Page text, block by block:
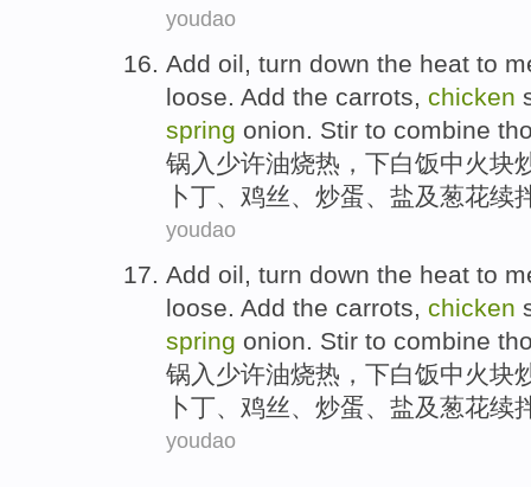
youdao
Add oil, turn down the heat to
loose. Add the carrots, chicken
spring onion. Stir to combine
锅入少许油烧热，下白饭中火块
卜丁、 鸡丝、炒蛋、 盐及葱花续
youdao
Add oil, turn down the heat to
loose. Add the carrots, chicken
spring onion. Stir to combine
锅入少许油烧热，下白饭中火块
卜丁、 鸡丝、炒蛋、 盐及葱花续
youdao